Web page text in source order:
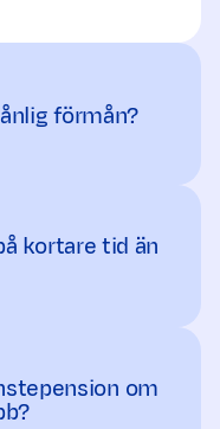
förmån?
kortare tid än
om